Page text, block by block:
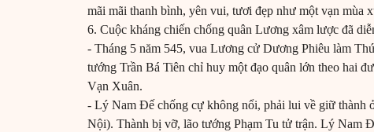
mãi mãi thanh bình, yên vui, tươi đẹp như một vạn mùa
6. Cuộc kháng chiến chống quân Lương xâm lược đã
- Tháng 5 năm 545, vua Lương cử Dương Phiêu làm
tướng Trần Bá Tiên chỉ huy một đạo quân lớn theo hai
Vạn Xuân.
- Lý Nam Đế chống cự không nổi, phải lui về giữ thành
Nội). Thành bị vỡ, lão tướng Phạm Tu tử trận. Lý Nam